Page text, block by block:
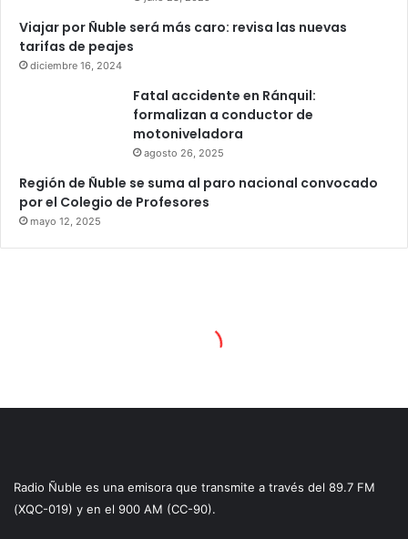
Viajar por Ñuble será más caro: revisa las nuevas
tarifas de peajes
diciembre 16, 2024
Fatal accidente en Ránquil:
formalizan a conductor de
motoniveladora
agosto 26, 2025
Región de Ñuble se suma al paro nacional convocado
por el Colegio de Profesores
mayo 12, 2025
Radio Ñuble es una emisora que transmite a través del 89.7 FM
(XQC-019) y en el 900 AM (CC-90).